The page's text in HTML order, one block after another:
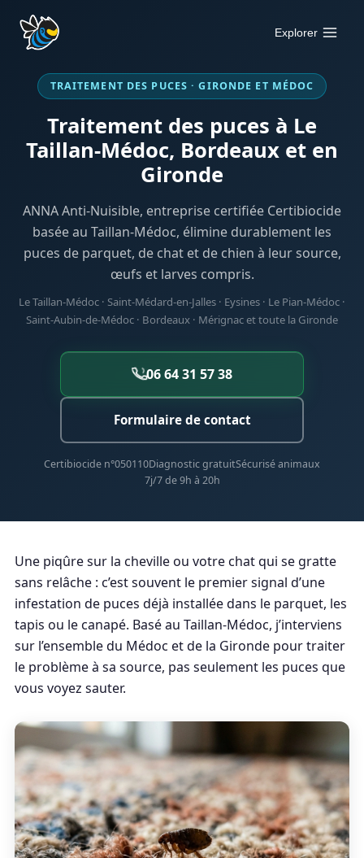
contenu
Explorer
TRAITEMENT DES PUCES · GIRONDE ET MÉDOC
Traitement des puces à Le
Taillan-Médoc, Bordeaux et en
Gironde
ANNA Anti-Nuisible, entreprise certifiée Certibiocide
basée au Taillan-Médoc, élimine durablement les
puces de parquet, de chat et de chien à leur source,
œufs et larves compris.
Le Taillan-Médoc · Saint-Médard-en-Jalles · Eysines · Le Pian-Médoc ·
Saint-Aubin-de-Médoc · Bordeaux · Mérignac et toute la Gironde
06 64 31 57 38
Formulaire de contact
Certibiocide n°050110Diagnostic gratuitSécurisé animaux
7j/7 de 9h à 20h
Une piqûre sur la cheville ou votre chat qui se gratte
sans relâche : c’est souvent le premier signal d’une
infestation de puces déjà installée dans le parquet, les
tapis ou le canapé. Basé au Taillan-Médoc, j’interviens
sur l’ensemble du Médoc et de la Gironde pour traiter
le problème à sa source, pas seulement les puces que
vous voyez sauter.